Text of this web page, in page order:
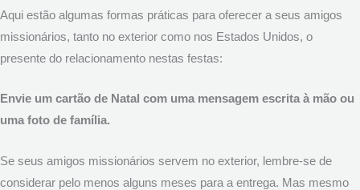
Aqui estão algumas formas práticas para oferecer a seus amigos
missionários, tanto no exterior como nos Estados Unidos, o
presente do relacionamento nestas festas:
Envie um cartão de Natal com uma mensagem escrita à mão ou
uma foto de família.
Se seus amigos missionários servem no exterior, lembre-se de
considerar pelo menos alguns meses para a entrega. Mas mesmo